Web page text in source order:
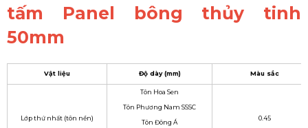
tấm Panel bông thủy tinh
50mm
Vật liệu Độ dày (mm) Màu sắc
Lớp thứ nhất (tôn nền)
Tôn Hoa Sen
Tôn Phương Nam SSSC
Tôn Đông Á
0.45